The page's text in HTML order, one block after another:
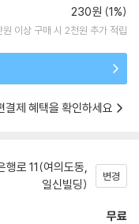
230원 (1%)
원 이상 구매 시 2천원 추가 적립
결제 혜택을 확인하세요
행로 11(여의도동,
일신빌딩)
변경
무료